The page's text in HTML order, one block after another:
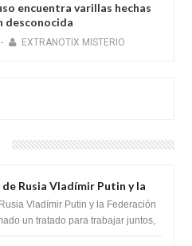
encuentra varillas hechas
desconocida
- EXTRANOTIX MISTERIO
Rusia Vladímir Putin y la
han firmado un
con los Sionistas?
Vladímir Putin y la Federación
un tratado para trabajar juntos,